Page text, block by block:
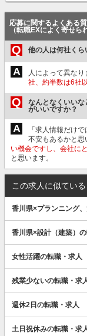
応募に関するよくある
（転職EXによく寄せら
Q 他の人は何社くら
A 人によって異なり
社、約半数は6社
Q
なんとなくいい
がいいですか？
A
「求人情報だけ
不安もあるかと思
い機会ですし、会社に
と思います。
この求人に似てい
香川県×プランニング
香川県×設計（建築）
女性活躍の転職・求人
残業少ないの転職・求
週休2日の転職・求人
土日祝休みの転職・求